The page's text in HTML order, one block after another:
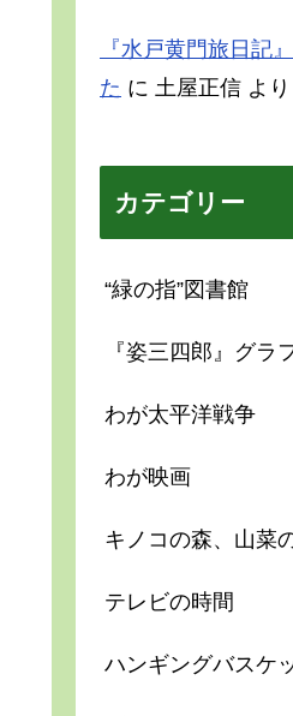
『水戸黄門旅日記
た に 土屋正信 より
カテゴリー
“緑の指”図書館
『姿三四郎』グラ
わが太平洋戦争
わが映画
キノコの森、山菜
テレビの時間
ハンギングバスケ